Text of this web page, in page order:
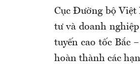
Cục Đường bộ Việt
tư và doanh
tuyến cao tốc Bắc
hoàn thành các